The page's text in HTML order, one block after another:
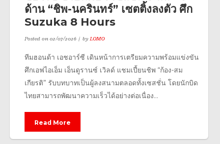
ด้าน “ชิพ-นครินทร์” เซตติ้งลงตัว ศึก
Suzuka 8 Hours
Posted on02/07/2026 byLOMO
ทีมฮอนด้า เอชอาร์ซี เดินหน้าการเตรียมความพร้อมแข่งขัน
ศึกเอฟไอเอ็ม เอ็นดูรานซ์ เวิลด์ แชมเปี้ยนชิพ “ก้อง-สม
เกียรติ” รับบทบาทเป็นผู้ลงสนามตลอดทั้งเซสชั่น โดยนักบิด
ไทยสามารถพัฒนาความเร็วได้อย่างต่อเนื่อง...
Read More